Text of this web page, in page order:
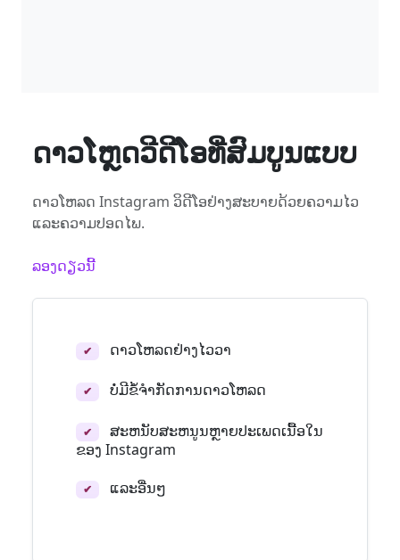
ດາວໂຫຼດວີດີໂອທີ່ສົມບູນແບບ
ດາວໂຫລດ Instagram ວິດີໂອຢ່າງສະບາຍດ້ວຍຄວາມໄວ
ແລະຄວາມປອດໄພ.
ລອງດຽວນີ້
✔ ດາວໂຫລດຢ່າງໄວວາ
✔ ບໍ່ມີຂໍ້ຈໍາກັດການດາວໂຫລດ
✔
ສະຫນັບສະຫນູນຫຼາຍປະເພດເນື້ອໃນ
ຂອງ Instagram
✔ ແລະອື່ນໆ